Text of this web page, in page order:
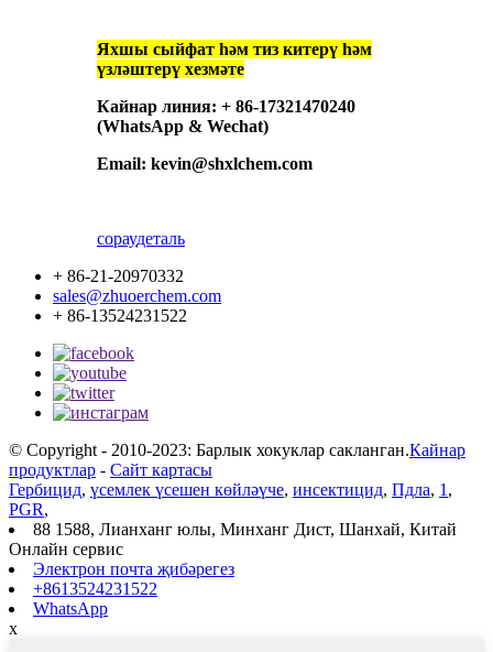
Яхшы сыйфат һәм тиз китерү һәм
үзләштерү хезмәте
Кайнар линия: + 86-17321470240
(WhatsApp & Wechat)
Email: kevin@shxlchem.com
сораудеталь
+ 86-21-20970332
sales@zhuoerchem.com
+ 86-13524231522
© Copyright - 2010-2023: Барлык хокуклар сакланган.Кайнар
продуктлар - Сайт картасы
Гербицид, үсемлек үсешен көйләүче, инсектицид, Пдла, 1 ,
PGR,
88 1588, Лианханг юлы, Минханг Дист, Шанхай, Китай
Онлайн сервис
Электрон почта җибәрегез
+8613524231522
WhatsApp
x